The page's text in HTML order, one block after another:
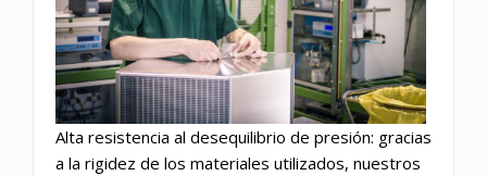
Alta resistencia al desequilibrio de presión: gracias
a la rigidez de los materiales utilizados, nuestros